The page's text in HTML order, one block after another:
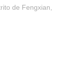
de Fengxian,